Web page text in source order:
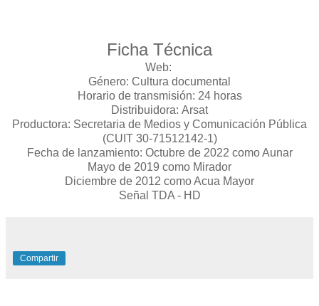
Ficha Técnica
Web:
Género: Cultura documental
Horario de transmisión: 24 horas
Distribuidora: Arsat
Productora: Secretaria de Medios y Comunicación Pública
(CUIT 30-71512142-1)
Fecha de lanzamiento: Octubre de 2022 como Aunar
Mayo de 2019 como Mirador
Diciembre de 2012 como Acua Mayor
Señal TDA - HD
Compartir